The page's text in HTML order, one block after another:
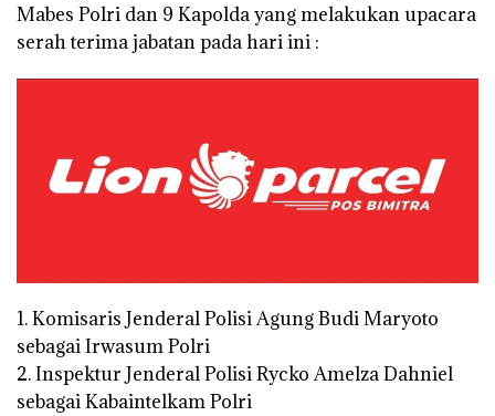
Mabes Polri dan 9 Kapolda yang melakukan upacara
serah terima jabatan pada hari ini :
1. Komisaris Jenderal Polisi Agung Budi Maryoto
sebagai Irwasum Polri
2. Inspektur Jenderal Polisi Rycko Amelza Dahniel
sebagai Kabaintelkam Polri